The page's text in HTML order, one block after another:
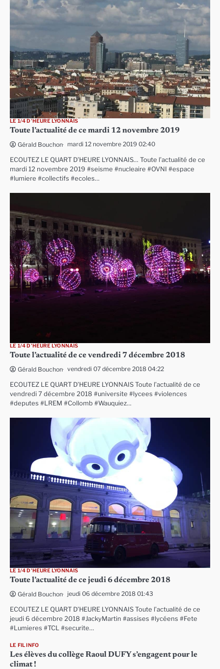
LE 1/4 D'HEURE LYONNAIS
Toute l’actualité de ce mardi 12 novembre 2019
Gérald Bouchon mardi 12 novembre 2019 02:40
ECOUTEZ LE QUART D’HEURE LYONNAIS… Toute l’actualité de ce
mardi 12 novembre 2019 #seisme #nucleaire #OVNI #espace
#lumiere #collectifs #ecoles…
LE 1/4 D'HEURE LYONNAIS
Toute l’actualité de ce vendredi 7 décembre 2018
Gérald Bouchon vendredi 07 décembre 2018 04:22
ECOUTEZ LE QUART D’HEURE LYONNAIS Toute l’actualité de ce
vendredi 7 décembre 2018 #universite #lycees #violences
#deputes #LREM #Collomb #Wauquiez…
LE 1/4 D'HEURE LYONNAIS
Toute l’actualité de ce jeudi 6 décembre 2018
Gérald Bouchon jeudi 06 décembre 2018 01:43
ECOUTEZ LE QUART D’HEURE LYONNAIS Toute l’actualité de ce
jeudi 6 décembre 2018 #JackyMartin #assises #lycéens #Fete
#Lumieres #TCL #securite…
LE FIL INFO
Les élèves du collège Raoul DUFY s’engagent pour le
climat !